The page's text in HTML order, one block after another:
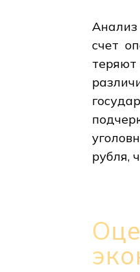
Анализ
счет
рубля,